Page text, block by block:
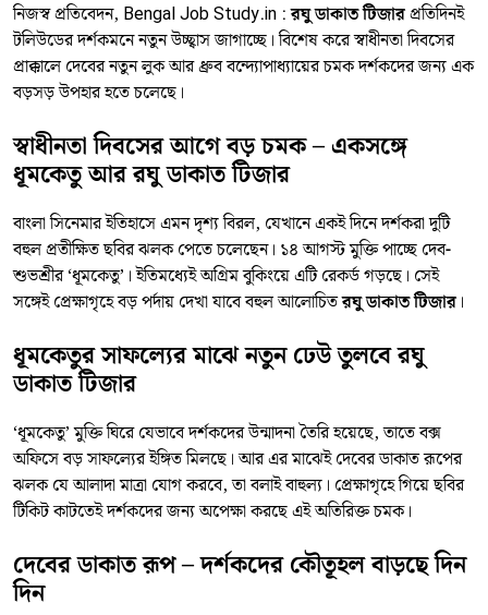
নিজস্ব প্রতিবেদন, Bengal Job Study.in :রঘু ডাকাত টিজারপ্রতিদিনই
টলিউডের দর্শকমনে নতুন উচ্ছ্বাস জাগাচ্ছে। বিশেষ করে স্বাধীনতা দিবসের
প্রাক্কালে দেবের নতুন লুক আর ধ্রুব বন্দ্যোপাধ্যায়ের চমক দর্শকদের জন্য এক
বড়সড় উপহার হতে চলেছে।
স্বাধীনতা দিবসের আগে বড় চমক – একসঙ্গে
ধূমকেতু আর রঘু ডাকাত টিজার
বাংলা সিনেমার ইতিহাসে এমন দৃশ্য বিরল, যেখানে একই দিনে দর্শকরা দুটি
বহুল প্রতীক্ষিত ছবির ঝলক পেতে চলেছেন। ১৪ আগস্ট মুক্তি পাচ্ছে দেব-
শুভশ্রীর ‘ধূমকেতু’। ইতিমধ্যেই অগ্রিম বুকিংয়ে এটি রেকর্ড গড়ছে। সেই
সঙ্গেই প্রেক্ষাগৃহে বড় পর্দায় দেখা যাবে বহুল আলোচিতরঘু ডাকাত টিজার।
ধূমকেতুর সাফল্যের মাঝে নতুন ঢেউ তুলবে রঘু
ডাকাত টিজার
‘ধূমকেতু’ মুক্তি ঘিরে যেভাবে দর্শকদের উন্মাদনা তৈরি হয়েছে, তাতে বক্স
অফিসে বড় সাফল্যের ইঙ্গিত মিলছে। আর এর মাঝেই দেবের ডাকাত রূপের
ঝলক যে আলাদা মাত্রা যোগ করবে, তা বলাই বাহুল্য। প্রেক্ষাগৃহে গিয়ে ছবির
টিকিট কাটতেই দর্শকদের জন্য অপেক্ষা করছে এই অতিরিক্ত চমক।
দেবের ডাকাত রূপ – দর্শকদের কৌতূহল বাড়ছে দিন
দিন